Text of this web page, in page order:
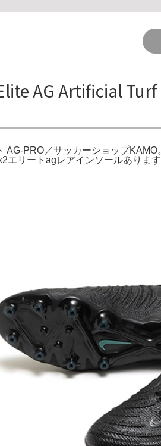
AG Artificial
PRO／サッカーショップ
リートagレアインソールありま